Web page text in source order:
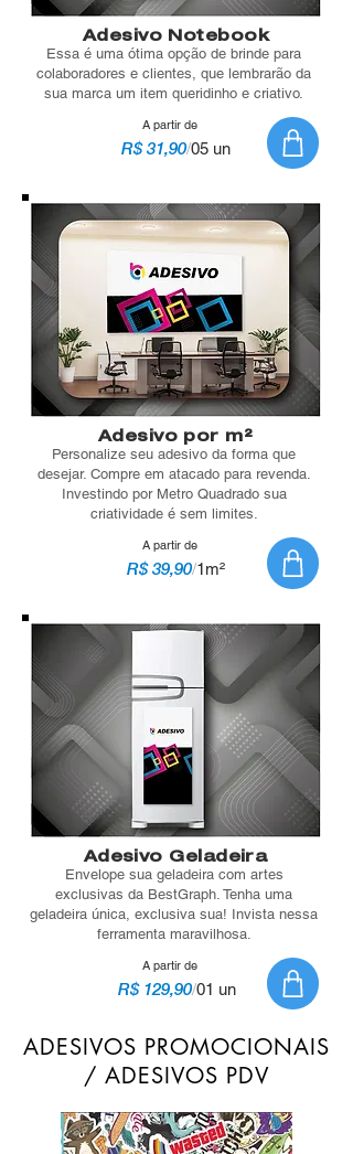
Adesivo Notebook
Essa é uma ótima opção de brinde para
colaboradores e clientes, que lembrarão da
sua marca um item queridinho e criativo.
A partir de
R$ 31,90/05 un
Adesivo por m²
Personalize seu adesivo da forma que
desejar. Compre em atacado para revenda.
Investindo por Metro Quadrado sua
criatividade é sem limites.
A partir de
R$ 39,90/1m²
Adesivo Geladeira
Envelope sua geladeira com artes
exclusivas da BestGraph. Tenha uma
geladeira única, exclusiva sua! Invista nessa
ferramenta maravilhosa.
A partir de
R$ 129,90/01 un
ADESIVOS PROMOCIONAIS
/ ADESIVOS PDV